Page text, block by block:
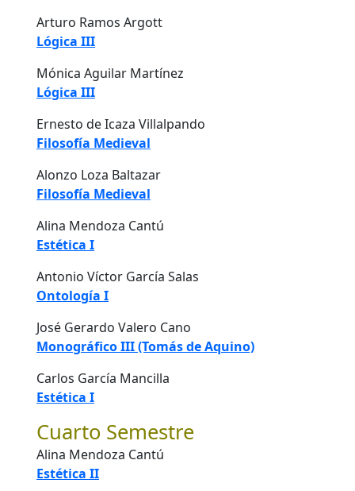
Arturo Ramos Argott
Lógica III
Mónica Aguilar Martínez
Lógica III
Ernesto de Icaza Villalpando
Filosofía Medieval
Alonzo Loza Baltazar
Filosofía Medieval
Alina Mendoza Cantú
Estética I
Antonio Víctor García Salas
Ontología I
José Gerardo Valero Cano
Monográfico III (Tomás de Aquino)
Carlos García Mancilla
Estética I
Cuarto Semestre
Alina Mendoza Cantú
Estética II